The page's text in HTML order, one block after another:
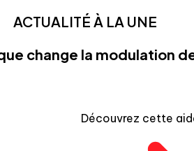
ACTUALITÉ À LA UNE
change la modulation
Découvrez cette